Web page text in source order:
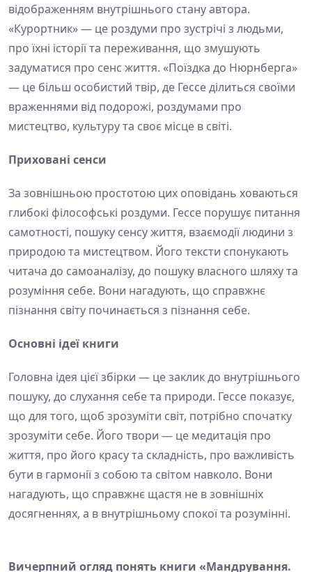
відображенням внутрішнього стану автора.
«Курортник» — це роздуми про зустрічі з людьми,
про їхні історії та переживання, що змушують
задуматися про сенс життя. «Поїздка до Нюрнберга»
— це більш особистий твір, де Гессе ділиться своїми
враженнями від подорожі, роздумами про
мистецтво, культуру та своє місце в світі.
Приховані сенси
За зовнішньою простотою цих оповідань ховаються
глибокі філософські роздуми. Гессе порушує питання
самотності, пошуку сенсу життя, взаємодії людини з
природою та мистецтвом. Його тексти спонукають
читача до самоаналізу, до пошуку власного шляху та
розуміння себе. Вони нагадують, що справжнє
пізнання світу починається з пізнання себе.
Основні ідеї книги
Головна ідея цієї збірки — це заклик до внутрішнього
пошуку, до слухання себе та природи. Гессе показує,
що для того, щоб зрозуміти світ, потрібно спочатку
зрозуміти себе. Його твори — це медитація про
життя, про його красу та складність, про важливість
бути в гармонії з собою та світом навколо. Вони
нагадують, що справжнє щастя не в зовнішніх
досягненнях, а в внутрішньому спокої та розумінні.
Вичерпний огляд понять книги «Мандрування.